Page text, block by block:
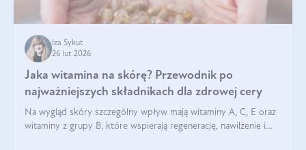
Iza Sykut
26 lut 2026
Jaka witamina na skórę? Przewodnik po
najważniejszych składnikach dla zdrowej cery
Na wygląd skóry szczególny wpływ mają witaminy A, C, E oraz
witaminy z grupy B, które wspierają regenerację, nawilżenie i